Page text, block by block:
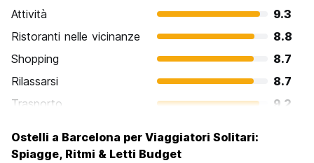
Attività
9.3
Ristoranti nelle vicinanze
8.8
Shopping
8.7
Rilassarsi
8.7
Trasporto
9.2
Luoghi di interesse culturale
Ostelli a Barcelona per Viaggiatori Solitari:
Spiagge, Ritmi & Letti Budget